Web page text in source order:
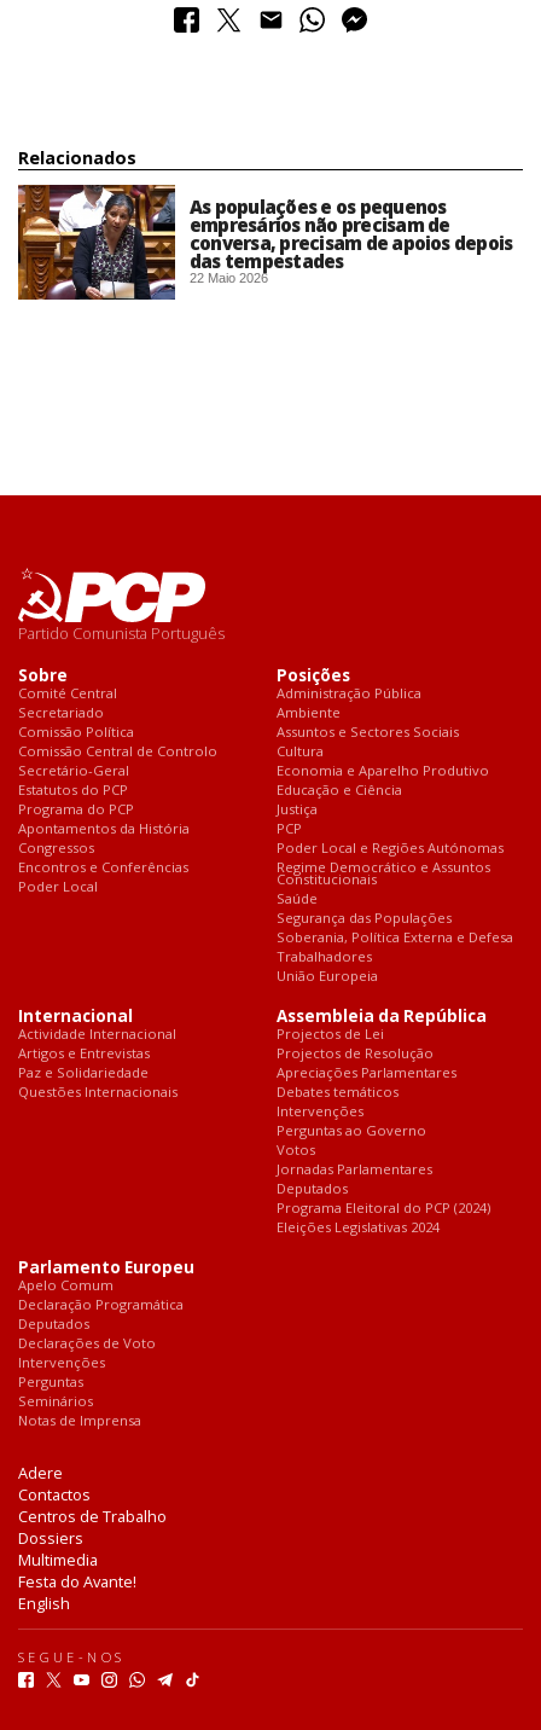
Relacionados
As populações e os pequenos
empresários não precisam de
conversa, precisam de apoios depois
das tempestades
22 Maio 2026
Partido Comunista Português
Sobre
Comité Central
Secretariado
Comissão Política
Comissão Central de Controlo
Secretário-Geral
Estatutos do PCP
Programa do PCP
Apontamentos da História
Congressos
Encontros e Conferências
Poder Local
Posições
Administração Pública
Ambiente
Assuntos e Sectores Sociais
Cultura
Economia e Aparelho Produtivo
Educação e Ciência
Justiça
PCP
Poder Local e Regiões Autónomas
Regime Democrático e Assuntos
Constitucionais
Saúde
Segurança das Populações
Soberania, Política Externa e Defesa
Trabalhadores
União Europeia
Internacional
Actividade Internacional
Artigos e Entrevistas
Paz e Solidariedade
Questões Internacionais
Assembleia da República
Projectos de Lei
Projectos de Resolução
Apreciações Parlamentares
Debates temáticos
Intervenções
Perguntas ao Governo
Votos
Jornadas Parlamentares
Deputados
Programa Eleitoral do PCP (2024)
Eleições Legislativas 2024
Parlamento Europeu
Apelo Comum
Declaração Programática
Deputados
Declarações de Voto
Intervenções
Perguntas
Seminários
Notas de Imprensa
Adere
Contactos
Centros de Trabalho
Dossiers
Multimedia
Festa do Avante!
English
SEGUE-NOS
F T I W T T